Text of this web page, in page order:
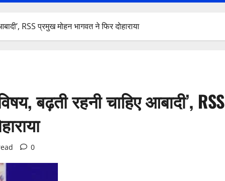
RSS प्रमुख मोहन भागवत ने फिर दोहाराया
बढ़ती रहनी चाहिए आबादी’, RSS
0